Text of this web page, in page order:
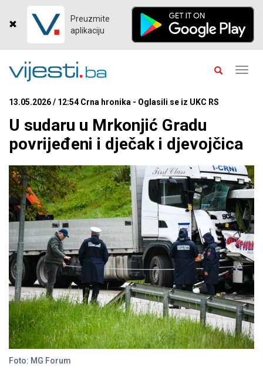
Preuzmite
aplikaciju
13.05.2026 / 12:54 Crna hronika - Oglasili se iz UKC RS
U sudaru u Mrkonjić Gradu
povrijeđeni i dječak i djevojčica
Foto: MG Forum